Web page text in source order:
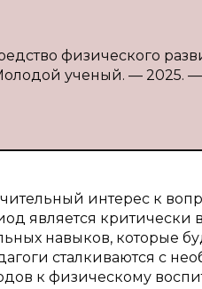
физического
ученый. — 2025. —
интерес к
является
навыков, которые
сталкиваются с
к физическому